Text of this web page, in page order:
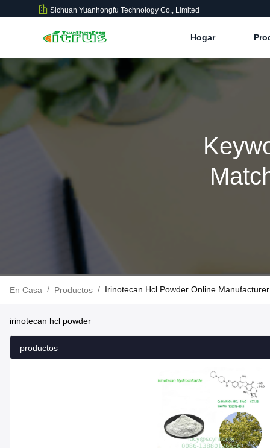
Sichuan Yuanhongfu Technology Co., Limited
Hogar
En Casa / Productos / Irinotecan Hcl Powder Online Manufacturer
irinotecan hcl powder
productos